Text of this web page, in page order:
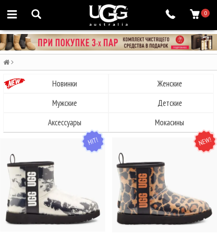
0
Новинки
Женские
Мужские
Детские
Аксессуары
Мокасины
HIT NEW